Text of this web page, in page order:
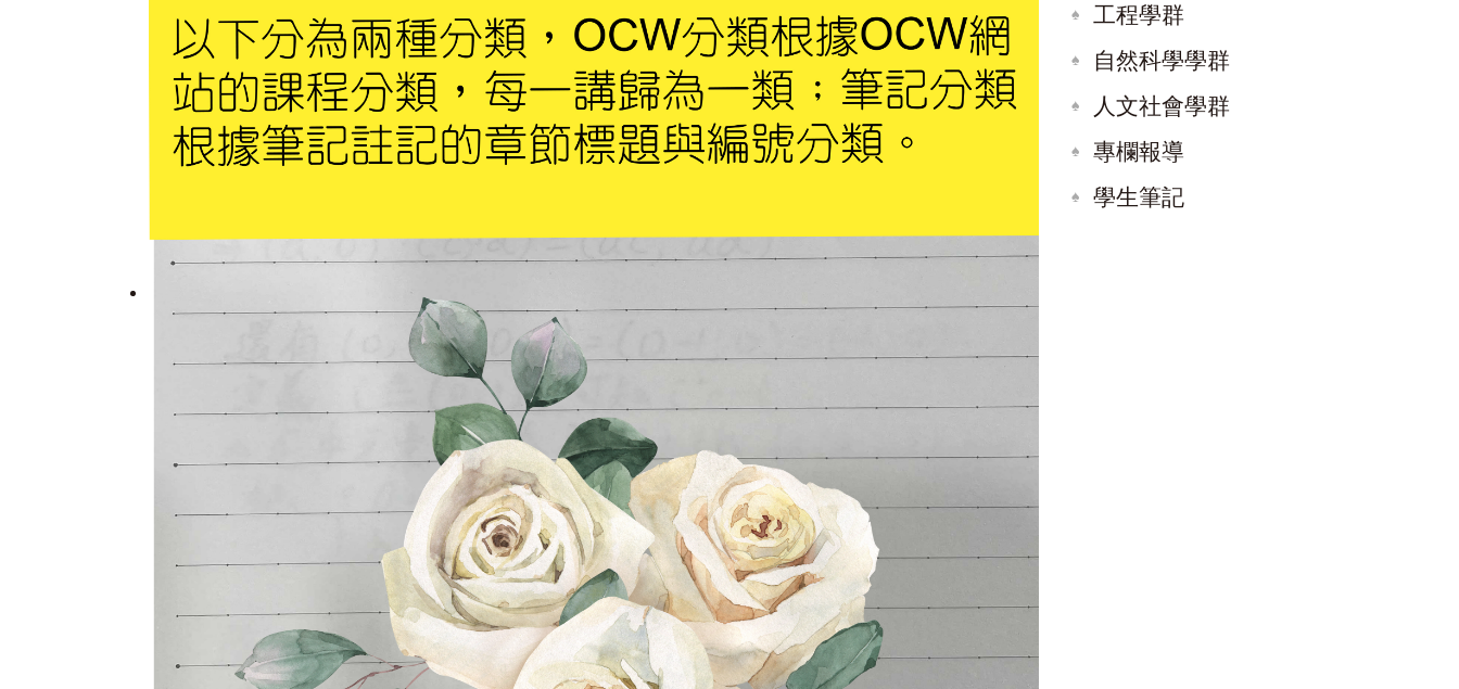
工程學群
自然科學學群
人文社會學群
專欄報導
學生筆記